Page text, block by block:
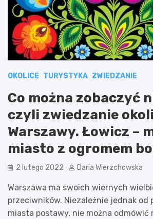
OKOLICE TURYSTYKA ZWIEDZANIE
Co można zobaczyć
czyli zwiedzanie
Warszawy. Łowicz –
miasto z ogromem
2 lutego 2022 Daria Wierzchowska
Warszawa ma swoich wiernych
przeciwników. Niezależnie jednak
miasta postawy, nie można